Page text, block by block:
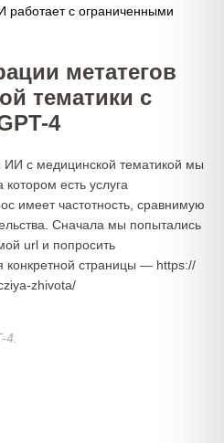
работает с ограниченными
метатегов
тематики с
4
ИИ с медицинской тематикой мы
есть услуга
имеет частотность, сравнимую
Сначала мы попытались
url и попросить
конкретной страницы — https://
zhivota/
4.